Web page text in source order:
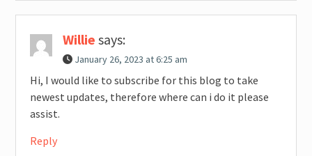
Willie says:
January 26, 2023 at 6:25 am
Hi, I would like to subscribe for this blog to take
newest updates, therefore where can i do it please
assist.
Reply